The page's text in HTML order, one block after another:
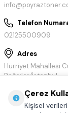
Telefon
02125500909
Adres
Hürriyet Mahallesi
Bağcılar/İstanbul
Çerez
Kişisel